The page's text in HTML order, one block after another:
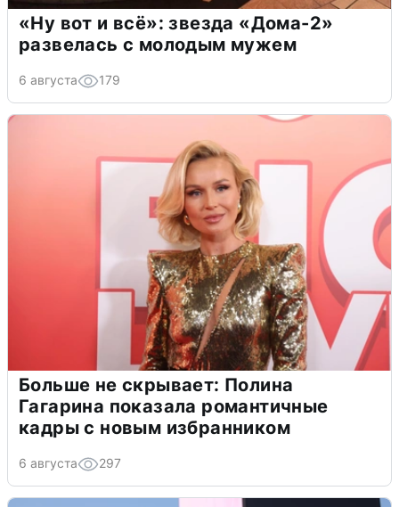
«Ну вот и всё»: звезда «Дома-2»
развелась с молодым мужем
6 августа 179
Больше не скрывает: Полина
Гагарина показала романтичные
кадры с новым избранником
6 августа 297